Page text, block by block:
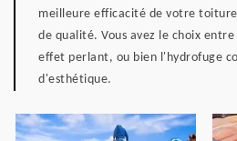
meilleure efficacité de votre
de qualité. Vous avez le choix
effet perlant, ou bien l'hydrofuge
d'esthétique.